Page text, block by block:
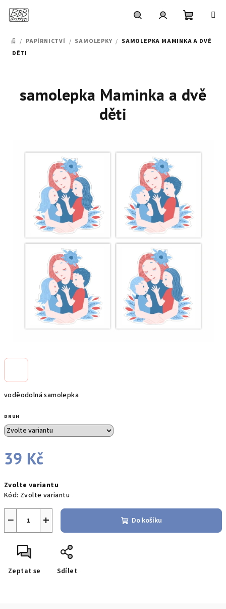
obsah
DOMŮ
/ PAPÍRNICTVÍ / SAMOLEPKY / SAMOLEPKA MAMINKA A DVĚ
DĚTI
voděodolná samolepka
DRUH
39 Kč
cena:
Zvolte variantu
Kód: Zvolte variantu
+
− Do košíku
Zeptat se Sdílet
samolepka Maminka a dvě
děti